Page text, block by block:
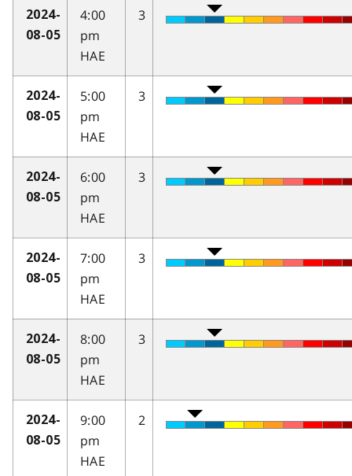
2024-
08-05
4:00
pm
HAE
3
2024-
08-05
5:00
pm
HAE
3
2024-
08-05
6:00
pm
HAE
3
2024-
08-05
7:00
pm
HAE
3
2024-
08-05
8:00
pm
HAE
3
2024-
08-05
9:00
pm
HAE
2